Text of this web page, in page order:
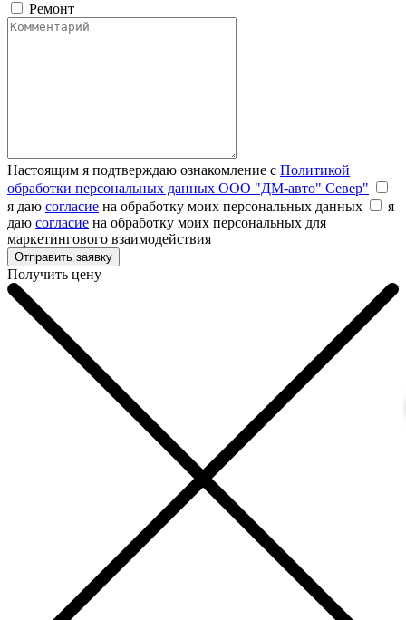
Ремонт
Настоящим я подтверждаю ознакомление с Политикой
обработки персональных данных ООО "ДМ-авто" Север"
я даю согласие на обработку моих персональных данных
я
даю согласие на обработку моих персональных для
маркетингового взаимодействия
Получить цену